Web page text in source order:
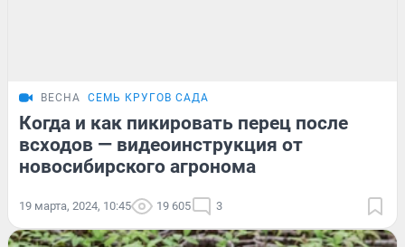
ВЕСНА СЕМЬ КРУГОВ САДА
Когда и как пикировать перец после
всходов — видеоинструкция от
новосибирского агронома
19 марта, 2024, 10:45 19 605 3